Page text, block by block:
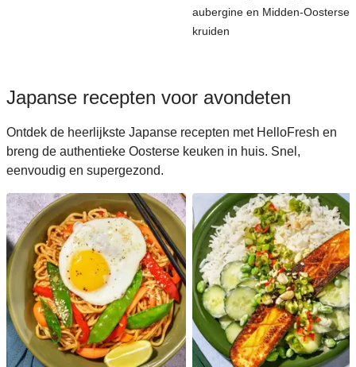
aubergine en Midden-Oosterse
kruiden
Japanse recepten voor avondeten
Ontdek de heerlijkste Japanse recepten met HelloFresh en
breng de authentieke Oosterse keuken in huis. Snel,
eenvoudig en supergezond.